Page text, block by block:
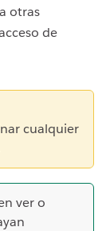
otras
de
cualquier
ver o